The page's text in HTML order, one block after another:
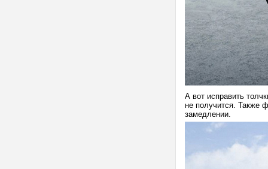
А вот исправить
не получится. Также
замедлении.